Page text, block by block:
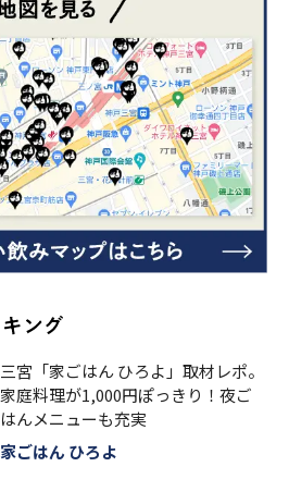
三宮「家ごはん ひろよ」取材レポ。
家庭料理が1,000円ぽっきり！夜ご
はんメニューも充実
家ごはん ひろよ